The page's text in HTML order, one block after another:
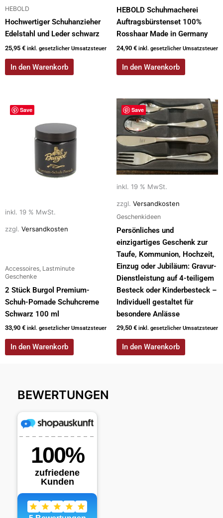
HEBOLD
Hochwertiger Schuhanzieher
Edelstahl und Leder schwarz
25,95 € inkl. gesetzlicher Umsatzsteuer
In den Warenkorb
HEBOLD Schuhmacherei
Auftragsbürstenset 100%
Rosshaar Made in Germany
24,90 € inkl. gesetzlicher Umsatzsteuer
In den Warenkorb
Save
inkl. 19 % MwSt.
zzgl. Versandkosten
Accessoires, Lastminute
Geschenke
2 Stück Burgol Premium-
Schuh-Pomade Schuhcreme
Schwarz 100 ml
33,90 € inkl. gesetzlicher Umsatzsteuer
In den Warenkorb
Save
inkl. 19 % MwSt.
zzgl. Versandkosten
Geschenkideen
Persönliches und
einzigartiges Geschenk zur
Taufe, Kommunion, Hochzeit,
Einzug oder Jubiläum: Gravur-
Dienstleistung auf 4-teiligem
Besteck oder Kinderbesteck –
Individuell gestaltet für
besondere Anlässe
29,50 € inkl. gesetzlicher Umsatzsteuer
In den Warenkorb
BEWERTUNGEN